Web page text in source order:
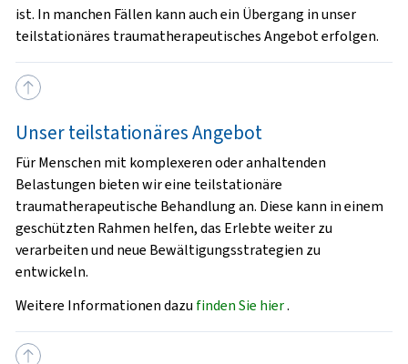
ist. In manchen Fällen kann auch ein Übergang in unser
teilstationäres traumatherapeutisches Angebot erfolgen.
Unser teilstationäres Angebot
Für Menschen mit komplexeren oder anhaltenden
Belastungen bieten wir eine teilstationäre
traumatherapeutische Behandlung an. Diese kann in einem
geschützten Rahmen helfen, das Erlebte weiter zu
verarbeiten und neue Bewältigungsstrategien zu
entwickeln.
Weitere Informationen dazu finden Sie hier.